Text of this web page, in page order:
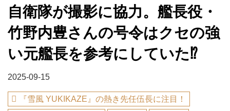
自衛隊が撮影に協力。艦長役・
竹野内豊さんの号令はクセの強
い元艦長を参考にしていた⁉
2025-09-15
『雪風 YUKIKAZE』の熱き先任伍長に注目！